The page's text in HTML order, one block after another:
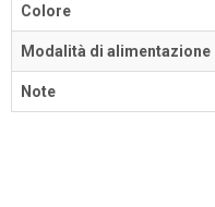
Colore
Modalità di alimentazione
Note